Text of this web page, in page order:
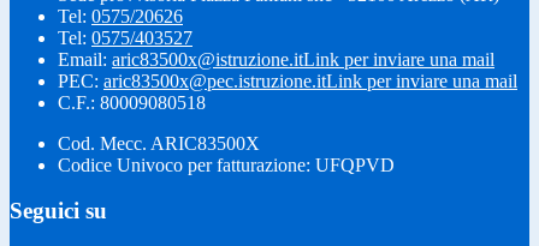
Tel: 0575/20626
Tel: 0575/403527
Email: aric83500x@istruzione.itLink per inviare una mail
PEC: aric83500x@pec.istruzione.itLink per inviare una mail
C.F.: 80009080518
Cod. Mecc. ARIC83500X
Codice Univoco per fatturazione: UFQPVD
Seguici su